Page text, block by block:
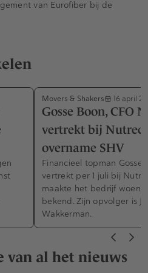
van Eurofiber bij de
Movers & Shakers 16 april
Gosse Boon, CFO
vertrekt bij
overname SHV
Financieel topman Gosse
vertrekt per 1 juli bij
maakte het bedrijf
bekend. Zijn opvolger is
Wakkerman.
van al het nieuws